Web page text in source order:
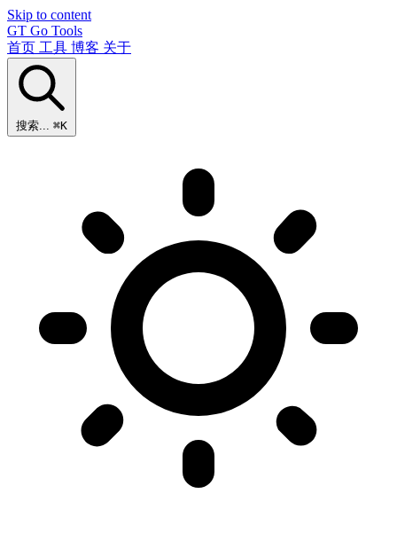
Skip to content
GT Go Tools
首页 工具 博客 关于
搜索... ⌘K